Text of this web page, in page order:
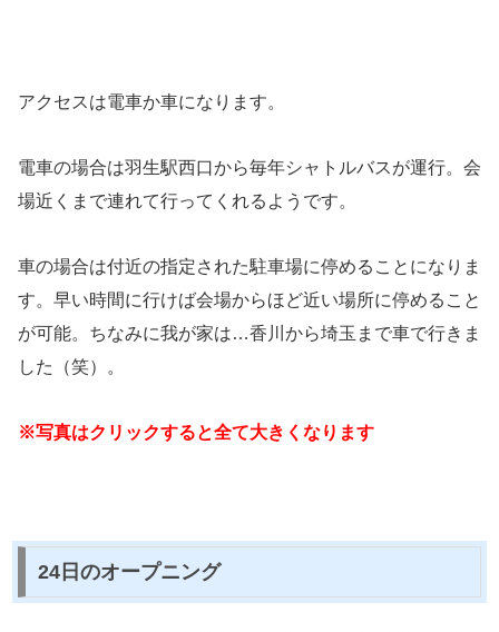
アクセスは電車か車になります。
電車の場合は羽生駅西口から毎年シャトルバスが運行。会
場近くまで連れて行ってくれるようです。
車の場合は付近の指定された駐車場に停めることになりま
す。早い時間に行けば会場からほど近い場所に停めること
が可能。ちなみに我が家は…香川から埼玉まで車で行きま
した（笑）。
※写真はクリックすると全て大きくなります
24日のオープニング